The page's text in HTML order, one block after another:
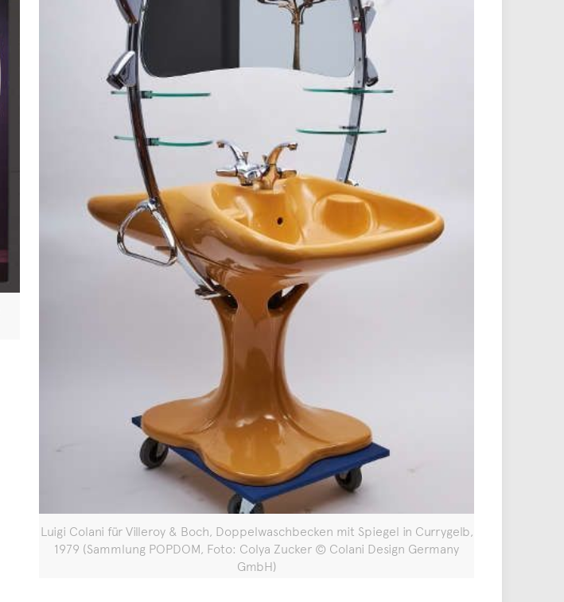
Luigi Colani für Villeroy & Boch, Doppelwaschbecken mit Spiegel in Currygelb,
1979 (Sammlung POPDOM, Foto: Colya Zucker © Colani Design Germany
GmbH)